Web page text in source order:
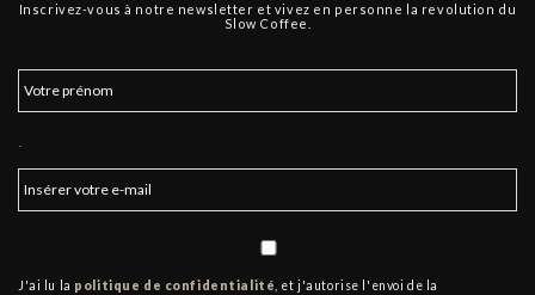
Inscrivez-vous à notre newsletter et vivez en personne la revolution du
Slow Coffee.
J'ai lu la politique de confidentialité , et j'autorise l'envoi de la